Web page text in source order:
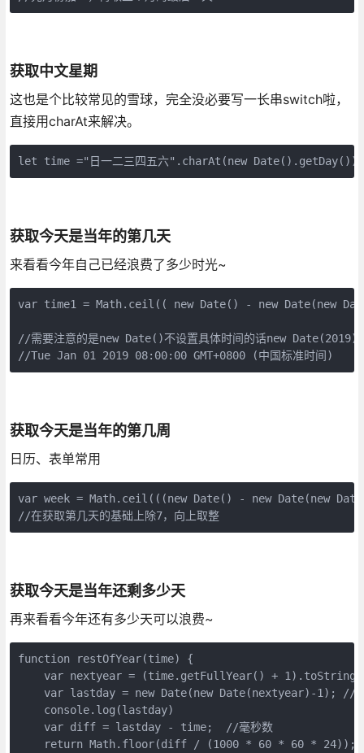
获取中文星期
这也是个比较常见的雪球，完全没必要写一长串switch啦，
直接用charAt来解决。
let time ="日一二三四五六".charAt(new Date().getDay());
获取今天是当年的第几天
来看看今年自己已经浪费了多少时光~
var time1 = Math.ceil(( new Date() - new Date(new
//需要注意的是new Date()不设置具体时间的话new Date(2019)
//Tue Jan 01 2019 08:00:00 GMT+0800 (中国标准时间)
获取今天是当年的第几周
日历、表单常用
var week = Math.ceil(((new Date() - new Date(new
//在获取第几天的基础上除7，向上取整
获取今天是当年还剩多少天
再来看看今年还有多少天可以浪费~
function restOfYear(time) {
var nextyear = (time.getFullYear() +
var lastday = new Date(new Date(nextyear)-1); //获
    console.log(lastday)
    var diff = lastday - time;  //毫秒数
    return Math.floor(diff / (1000 * 60 * 60 * 24));